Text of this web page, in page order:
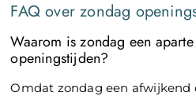
FAQ over zondag
Waarom is zondag een
openingstijden?
Omdat zondag een